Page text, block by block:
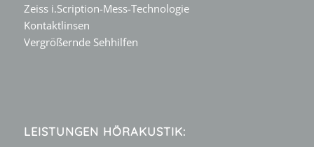
Zeiss i.Scription-Mess-Technologie
Kontaktlinsen
Vergrößernde Sehhilfen
LEISTUNGEN HÖRAKUSTIK: